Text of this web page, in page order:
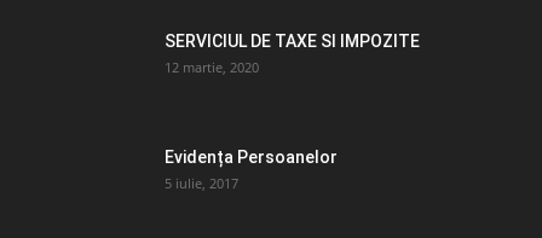
SERVICIUL DE TAXE SI IMPOZITE
12 martie, 2020
Evidența Persoanelor
5 iulie, 2017